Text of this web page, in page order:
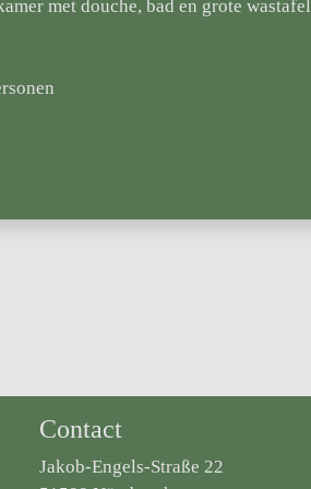
met douche, bad en grote wastafel
Contact
Jakob-Engels-Straße 22